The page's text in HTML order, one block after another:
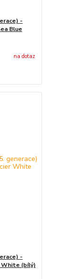
-
Blue
na dotaz
-
White (bílý)